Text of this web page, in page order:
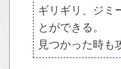
ギリギリ、ジミ
とができる。
見つかった時も